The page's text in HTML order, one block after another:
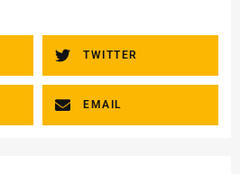
TWITTER
EMAIL